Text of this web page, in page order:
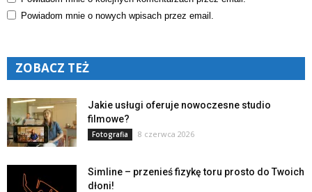
Powiadom mnie o nowych wpisach przez email.
ZOBACZ TEŻ
Jakie usługi oferuje nowoczesne studio
filmowe?
Fotografia 8 czerwca 2026
Simline – przenieś fizykę toru prosto do Twoich
dłoni!